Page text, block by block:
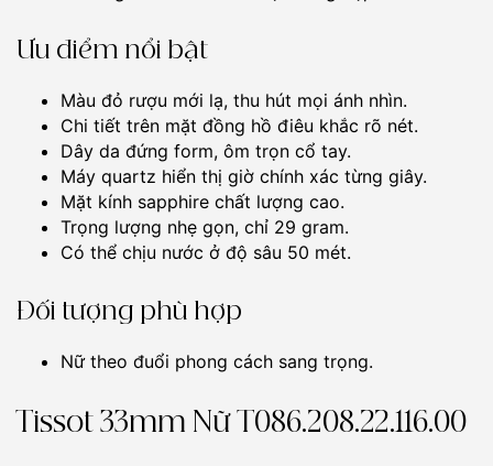
Ưu điểm nổi bật
Màu đỏ rượu mới lạ, thu hút mọi ánh nhìn.
Chi tiết trên mặt đồng hồ điêu khắc rõ nét.
Dây da đứng form, ôm trọn cổ tay.
Máy quartz hiển thị giờ chính xác từng giây.
Mặt kính sapphire chất lượng cao.
Trọng lượng nhẹ gọn, chỉ 29 gram.
Có thể chịu nước ở độ sâu 50 mét.
Đối tượng phù hợp
Nữ theo đuổi phong cách sang trọng.
Tissot 33mm Nữ T086.208.22.116.00